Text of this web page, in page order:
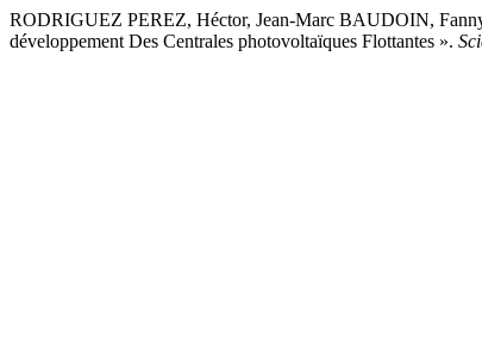
RODRIGUEZ PEREZ, Héctor, Jean-Marc BAUDOIN,
développement Des Centrales photovoltaïques Flottantes ».